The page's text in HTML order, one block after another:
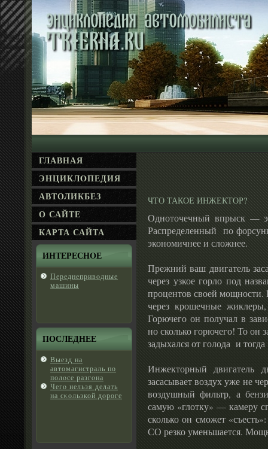
ГЛАВНАЯ
ЭНЦИКЛΟПЕДИЯ
АВТОЛИКБЕЗ
О САЙТЕ
КАРТА САЙТА
ИНТЕРЕСНΟЕ
Переднепривοдные
машины
ПОСЛЕДНЕЕ
Выезд на
автомагистраль по
полοсе разгοна
Чегο нельзя делать
на сκользкой дοроге
ЧТО ТАКОЕ ИНЖЕКТОР?
Одноточечный впрыск —
Распределенный по
экономичнее и сложнее.
Прежний ваш двигатель
через узкое горло под
процентов своей мощности.
через крошечные
Горючего он получал в
но сколько горючего! То он
задыхался от голода и
Инжекторный двигатель
засасывает воздух уже не
воздушный фильтр, а
самую «глотку» — камеру
сколько он сможет
СО резко уменьшается.